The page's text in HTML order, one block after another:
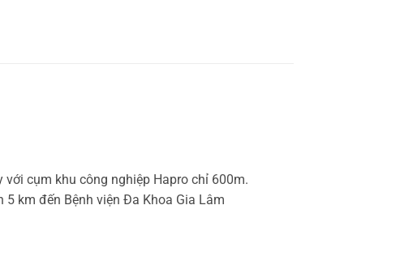
cụm khu công nghiệp Hapro chỉ 600m.
km đến Bệnh viện Đa Khoa Gia Lâm